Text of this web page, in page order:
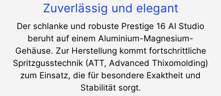
Zuverlässig und elegant
Der schlanke und robuste Prestige 16 AI Studio
beruht auf einem Aluminium-Magnesium-
Gehäuse. Zur Herstellung kommt fortschrittliche
Spritzgusstechnik (ATT, Advanced Thixomolding)
zum Einsatz, die für besondere Exaktheit und
Stabilität sorgt.